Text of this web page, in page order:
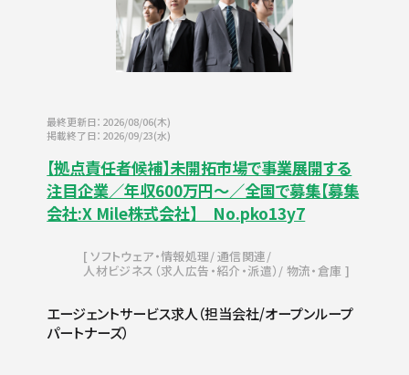
最終更新日：2026/08/06(木)
掲載終了日：2026/09/23(水)
【拠点責任者候補】未開拓市場で事業展開する
注目企業／年収600万円～／全国で募集【募集
会社:X Mile株式会社】 No.pko13y7
ソフトウェア・情報処理 通信関連
人材ビジネス（求人広告・紹介・派遣）
物流・倉庫
エージェントサービス求人（担当会社/オープンループ
パートナーズ）